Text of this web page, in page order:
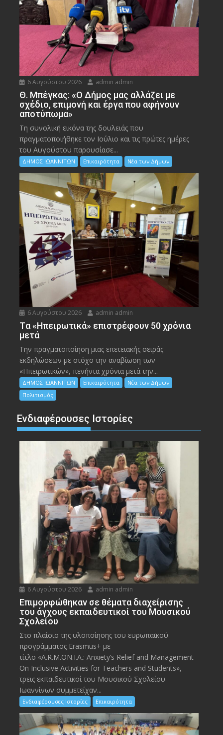
6 Αυγούστου 2026 admin admin
Θ. Μπέγκας: «Ο Δήμος μας αλλάζει με
σχέδιο, επιμονή και έργα που αφήνουν
αποτύπωμα»
Τη συνολική εικόνα της δουλειάς που
πραγματοποιήθηκε τον Ιούλιο και τις πρώτες ημέρες
του Αυγούστου παρουσίασε...
ΔΗΜΟΣ ΙΩΑΝΝΙΤΩΝ Επικαιρότητα Νέα των Δήμων
6 Αυγούστου 2026 admin admin
Tα «Ηπειρωτικά» επιστρέφουν 50 χρόνια
μετά
Την πραγματοποίηση μιας επετειακής σειράς
εκδηλώσεων με στόχο την αναβίωση των
«Ηπειρωτικών», πενήντα χρόνια μετά την...
ΔΗΜΟΣ ΙΩΑΝΝΙΤΩΝ Επικαιρότητα
Νέα των Δήμων
Πολιτισμός
Ενδιαφέρουσες Ιστορίες
6 Αυγούστου 2026 admin admin
Eπιμορφώθηκαν σε θέματα διαχείρισης
του άγχους εκπαιδευτικοί του Μουσικού
Σχολείου
Στο πλαίσιο της υλοποίησης του ευρωπαϊκού
προγράμματος Erasmus+ με
τίτλο «A.R.M.ON.I.A.: Anxiety’s Relief and Management
On Inclusive Activities for Teachers and Students»,
τρεις εκπαιδευτικοί του Μουσικού Σχολείου
Ιωαννίνων συμμετείχαν...
Ενδιαφέρουσες Ιστορίες Επικαιρότητα